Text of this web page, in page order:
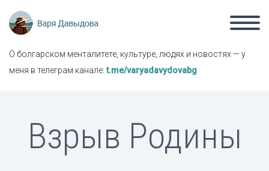
О болгарском менталитете, культуре, людях и новостях — у
меня в телеграм канале:t.me/varyadavydovabg
Взрыв Родины